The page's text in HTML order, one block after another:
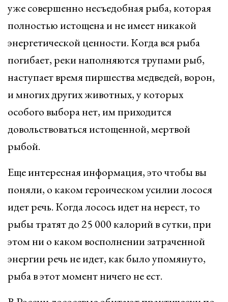
уже совершенно несъедобная рыба, которая
полностью истощена и не имеет никакой
энергетической ценности. Когда вся рыба
погибает, реки наполняются трупами рыб,
наступает время пиршества медведей, ворон,
и многих других животных, у которых
особого выбора нет, им приходится
довольствоваться истощенной, мертвой
рыбой.
Еще интересная информация, это чтобы вы
поняли, о каком героическом усилии лосося
идет речь. Когда лосось идет на нерест, то
рыбы тратят до 25 000 калорий в сутки, при
этом ни о каком восполнении затраченной
энергии речь не идет, как было упомянуто,
рыба в этот момент ничего не ест.